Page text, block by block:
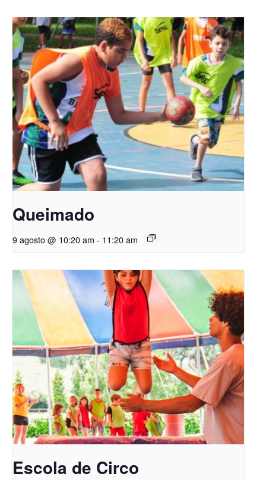
Queimado
9 agosto @ 10:20 am - 11:20 am
Escola de Circo